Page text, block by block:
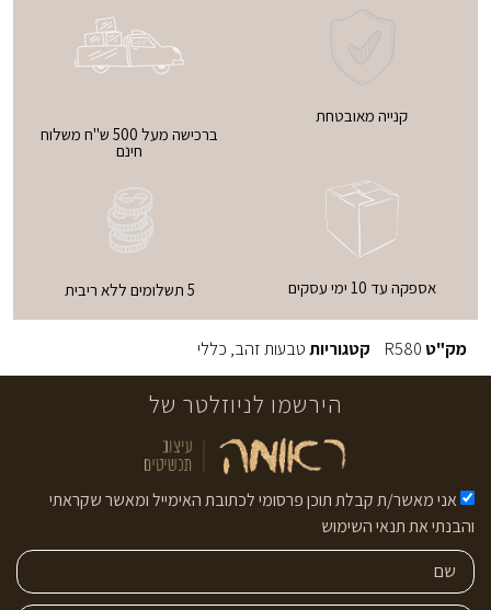
קנייה מאובטחת
ברכישה מעל 500 ש"ח משלוח
חינם
אספקה עד 10 ימי עסקים 5 תשלומים ללא ריבית
מק"ט R580 קטגוריותטבעות זהב, כללי
הירשמו לניוזלטר של
אני מאשר/ת קבלת תוכן פרסומי לכתובת האימייל ומאשר שקראתי
והבנתי את תנאי השימוש